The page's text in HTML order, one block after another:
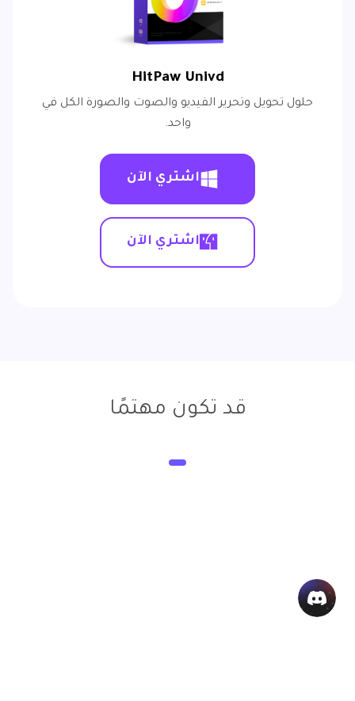
HitPaw Univd
حلول تحويل وتحرير الفيديو والصوت والصورة الكل في
واحد.
اشتري الآن
اشتري الآن
قد تكون مهتمًا